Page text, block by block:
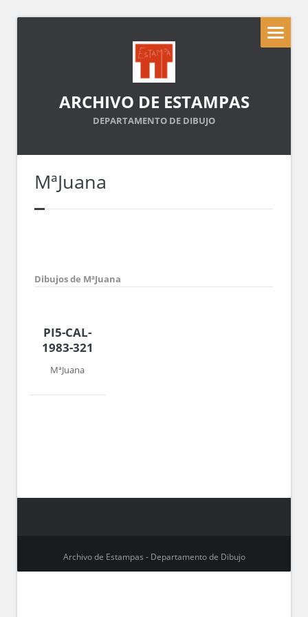
ARCHIVO DE ESTAMPAS
DEPARTAMENTO DE DIBUJO
MªJuana
Dibujos de MªJuana
PI5-CAL-
1983-321
MªJuana
Archivo de Estampas - Departamento de Dibujo